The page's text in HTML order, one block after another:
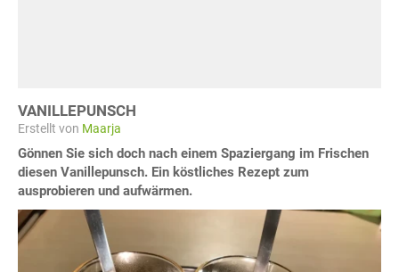
VANILLEPUNSCH
Erstellt von Maarja
Gönnen Sie sich doch nach einem Spaziergang im Frischen
diesen Vanillepunsch. Ein köstliches Rezept zum
ausprobieren und aufwärmen.